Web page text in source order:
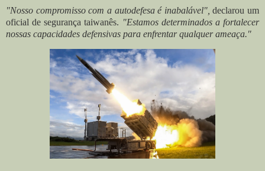
"Nosso compromisso com a autodefesa é inabalável", declarou um
oficial de segurança taiwanês. "Estamos determinados a fortalecer
nossas capacidades defensivas para enfrentar qualquer ameaça."